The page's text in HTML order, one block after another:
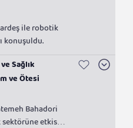
ile robotik
Sağlık
ve Ötesi
Bahadori